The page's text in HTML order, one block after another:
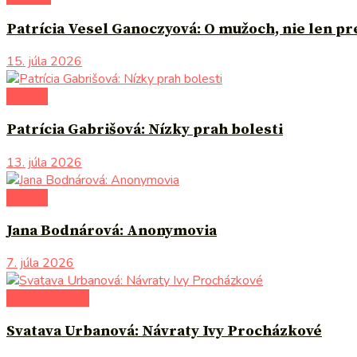
Patrícia Vesel Ganoczyová: O mužoch, nie len
15. júla 2026
Patrícia Gabrišová: Nízky prah bolesti
13. júla 2026
Jana Bodnárová: Anonymovia
7. júla 2026
Svatava Urbanová: Návraty Ivy Procházkové